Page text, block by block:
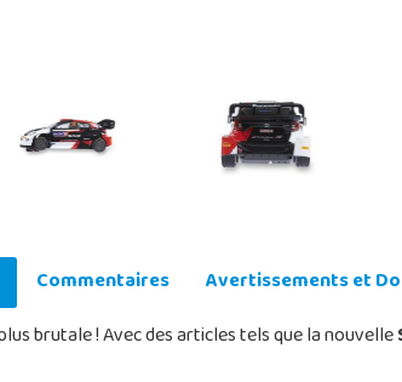
Commentaires
Avertissements et
brutale ! Avec des articles tels que la nouvelle